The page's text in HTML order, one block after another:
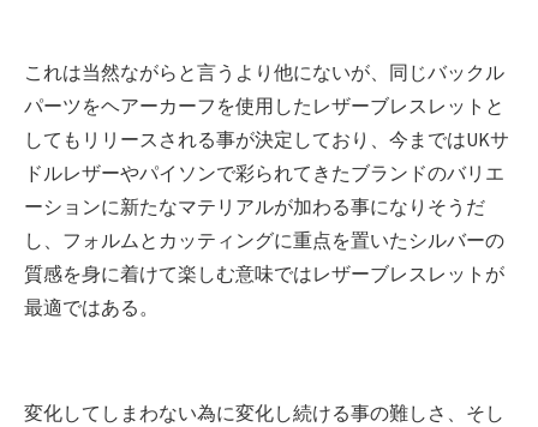
これは当然ながらと言うより他にないが、同じバックル
パーツをヘアーカーフを使用したレザーブレスレットと
してもリリースされる事が決定しており、今まではUKサ
ドルレザーやパイソンで彩られてきたブランドのバリエ
ーションに新たなマテリアルが加わる事になりそうだ
し、フォルムとカッティングに重点を置いたシルバーの
質感を身に着けて楽しむ意味ではレザーブレスレットが
最適ではある。
変化してしまわない為に変化し続ける事の難しさ、そし